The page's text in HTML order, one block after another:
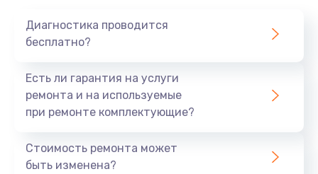
Диагностика проводится
бесплатно?
Есть ли гарантия на услуги
ремонта и на используемые
при ремонте комплектующие?
Стоимость ремонта может
быть изменена?